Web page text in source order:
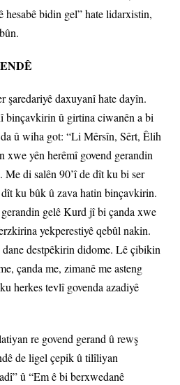
bidin gel” hate lidarxistin,
şaredariyê daxuyanî hate dayîn.
binçavkirin û girtina ciwanên a bi
û wiha got: “Li Mêrsîn, Sêrt, Êlih
xwe yên herêmî govend gerandin
di salên 90’î de dît ku bi ser
ku bûk û zava hatin binçavkirin.
gelê Kurd jî bi çanda xwe
yekperestiyê qebûl nakin.
destpêkirin didome. Lê çibikin
çanda me, zimanê me asteng
herkes tevlî govenda azadiyê
re govend gerand û rewş
de ligel çepik û tilîliyan
û “Em ê bi berxwedanê